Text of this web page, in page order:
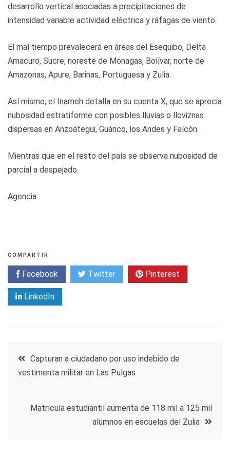
desarrollo vertical asociadas a precipitaciones de
intensidad variable actividad eléctrica y ráfagas de viento.
El mal tiempo prevalecerá en áreas del Esequibo, Delta
Amacuro, Sucre, noreste de Monagas, Bolívar, norte de
Amazonas, Apure, Barinas, Portuguesa y Zulia.
Así mismo, el Inameh detalla en su cuenta X, que se aprecia
nubosidad estratiforme con posibles lluvias o lloviznas
dispersas en Anzoátegui, Guárico, los Andes y Falcón.
Mientras que en el resto del país se observa nubosidad de
parcial a despejado.
Agencia
COMPARTIR
Facebook Twitter Pinterest
LinkedIn
Navegación
entradas
Capturan a ciudadano por uso indebido de
vestimenta militar en Las Pulgas
Matrícula estudiantil aumenta de 118 mil a 125 mil
alumnos en escuelas del Zulia